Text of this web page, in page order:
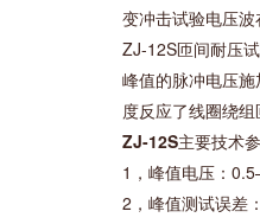
变冲击试验电压波
ZJ-12S匝间耐压
峰值的脉冲电压
度反应了线圈绕
ZJ-12S主要技术
1，峰值电压：
2，峰值测试误差